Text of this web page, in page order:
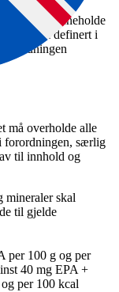
må minst inneholde
som definert i
må overholde alle
forordningen, særlig
til innhold og
mineraler skal
til gjelde
per 100 g og per
40 mg EPA +
per 100 kcal